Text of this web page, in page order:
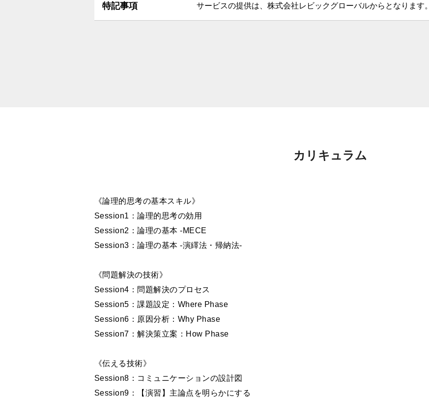
特記事項 サービスの提供は、株式会社レビックグローバルからとなります。
カリキュラム
《論理的思考の基本スキル》
Session1：論理的思考の効用
Session2：論理の基本 -MECE
Session3：論理の基本 -演繹法・帰納法-
《問題解決の技術》
Session4：問題解決のプロセス
Session5：課題設定：Where Phase
Session6：原因分析：Why Phase
Session7：解決策立案：How Phase
《伝える技術》
Session8：コミュニケーションの設計図
Session9：【演習】主論点を明らかにする